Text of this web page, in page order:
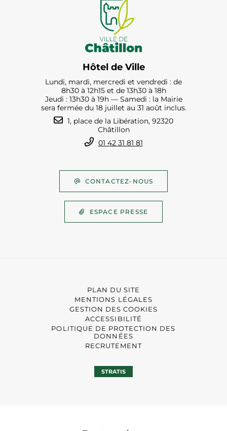
Hôtel de Ville
Lundi, mardi, mercredi et vendredi : de
8h30 à 12h15 et de 13h30 à 18h
Jeudi : 13h30 à 19h — Samedi : la Mairie
sera fermée du 18 juillet au 31 août inclus.
1, place de la Libération, 92320
Châtillon
01 42 31 81 81
CONTACTEZ-NOUS
ESPACE PRESSE
PLAN DU SITE
MENTIONS LÉGALES
GESTION DES COOKIES
ACCESSIBILITÉ
POLITIQUE DE PROTECTION DES
DONNÉES
RECRUTEMENT
STRATIS